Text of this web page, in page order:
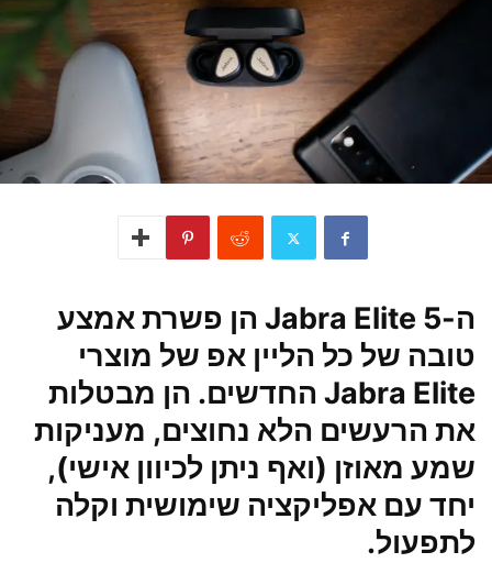
ה-Jabra Elite 5 הן פשרת אמצע
טובה של כל הליין אפ של מוצרי
Jabra Elite החדשים. הן מבטלות
את הרעשים הלא נחוצים, מעניקות
שמע מאוזן (ואף ניתן לכיוון אישי),
יחד עם אפליקציה שימושית וקלה
לתפעול.